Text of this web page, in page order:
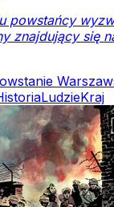
powstańcy
znajdujący się
LudzieKraj